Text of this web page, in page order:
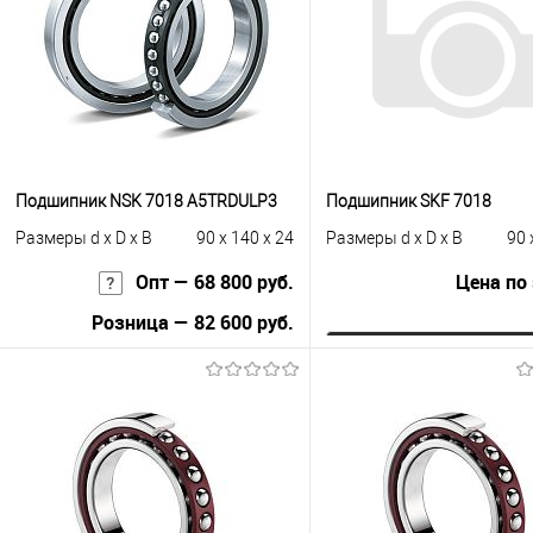
Подшипник NSK 7018 A5TRDULP3
Размеры d x D x B
90 x 140 x 24
Опт — 68 800 руб.
Розница — 82 600 руб.
Купить в 1 клик
К сравнению
В избранное
Под заказ
Подшипник SKF 7018
Размеры d x D x B
90
Цена по
Запросить
Купить в 1 клик
В избранное
Под